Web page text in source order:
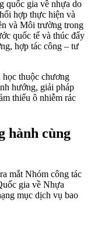
quốc gia về nhựa do
hợp thực hiện và
và Môi trường trong
quốc tế và thúc đẩy
hợp tác công – tư
học thuộc chương
hướng, giải pháp
thiểu ô nhiễm rác
hành cùng
mắt Nhóm công tác
gia về Nhựa
mục dịch vụ bao